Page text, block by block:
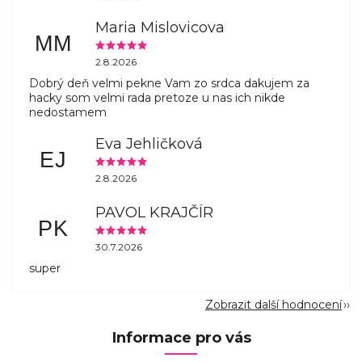
MM
Maria Mislovicova
2.8.2026
Dobrý deň velmi pekne Vam zo srdca dakujem za
hacky som velmi rada pretoze u nas ich nikde
nedostamem
EJ
Eva Jehličková
2.8.2026
PK
PAVOL KRAJČÍR
30.7.2026
super
Zobrazit další hodnocení
Informace pro vás